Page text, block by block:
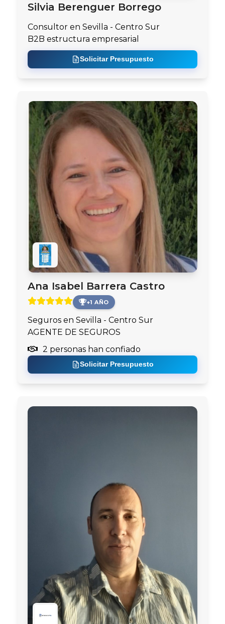
Silvia Berenguer Borrego
Consultor en Sevilla - Centro Sur
B2B estructura empresarial
Solicitar Presupuesto
Ana Isabel Barrera Castro
+1 AÑO
Seguros en Sevilla - Centro Sur
AGENTE DE SEGUROS
2 personas han confiado
Solicitar Presupuesto